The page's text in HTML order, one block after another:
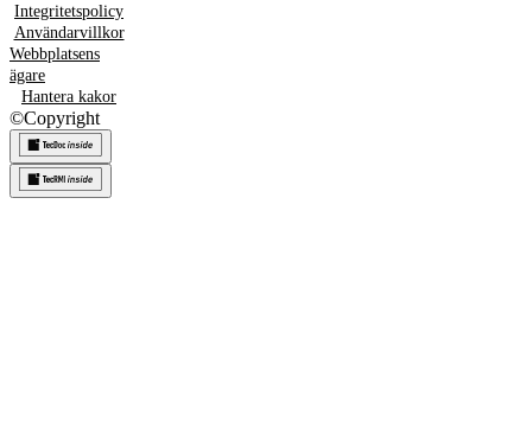
Integritetspolicy
Användarvillkor
Webbplatsens
ägare
Hantera kakor
©Copyright